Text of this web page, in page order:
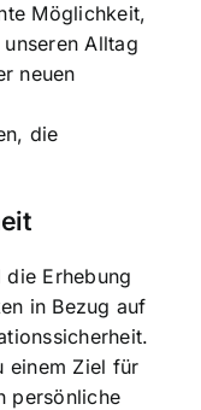
Möglichkeit,
Alltag
neuen
die
die Erhebung
in Bezug auf
einem Ziel für
persönliche